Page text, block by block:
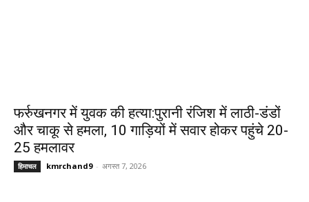
फर्रुखनगर में युवक की हत्या:पुरानी रंजिश में लाठी-डंडों
और चाकू से हमला, 10 गाड़ियों में सवार होकर पहुंचे 20-
25 हमलावर
हिमाचल kmrchand9 - अगस्त 7, 2026